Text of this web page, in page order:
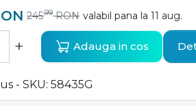
245,99 RON valabil pana la 11 aug.
- SKU 58435G
+ Adauga in cos